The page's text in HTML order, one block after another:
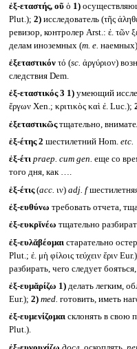
ἐξ-εταστής, οῦὁ 1)
Plut.); 2)исследователь (τῆς
ревизор, контролер Arst.: ἐ. τῶν
делам иноземных (т. е. наемных)
ἐξεταστικόν τό (sc. ἀργύριον)
следствия Dem.
ἐξ-εταστικός 3 1)умеющий
ἔργων Xen.; κριτικὸς καὶ ἐ. Luc.);
ἐξεταστικῶςтщательно,
ἑξ-έτης 2 шестилетний Hom. etc.
ἐξ-έτι praep. cum gen. еще со
того дня, как ….
ἑξ-έτις(acc. ιν) adj. f
ἐξ-ευθύνω требовать отчета,
ἐξ-ευκρῐνέω тщательно
ἐξ-ευλᾰβέομαι старательно
Plut.; ἐ. μὴ φίλοις τεύχειν ἔριν
разбирать, чего следует бояться,
ἐξ-ευμᾰρίζω 1)делать легким,
Eur.); 2) med. готовить, иметь
ἐξ-ευμενίζομαι склонять в свою
Plut.).